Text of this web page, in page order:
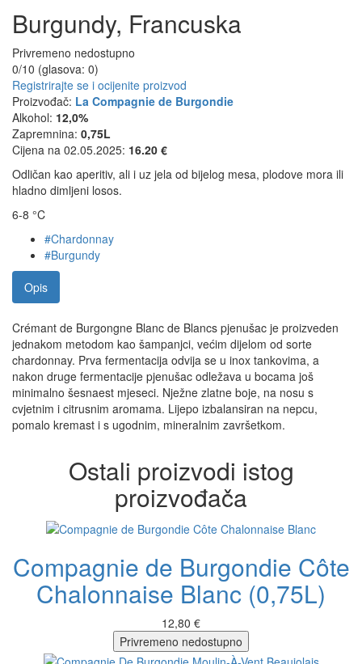
Burgundy, Francuska
Privremeno nedostupno
0/10 (glasova: 0)
Registrirajte se i ocijenite proizvod
Proizvođač: La Compagnie de Burgondie
Alkohol: 12,0%
Zapremnina: 0,75L
Cijena na 02.05.2025: 16.20 €
Odličan kao aperitiv, ali i uz jela od bijelog mesa, plodove mora ili
hladno dimljeni losos.
6-8 °C
#Chardonnay
#Burgundy
Opis
Crémant de Burgongne Blanc de Blancs pjenušac je proizveden
jednakom metodom kao šampanjci, većim dijelom od sorte
chardonnay. Prva fermentacija odvija se u inox tankovima, a
nakon druge fermentacije pjenušac odležava u bocama još
minimalno šesnaest mjeseci. Nježne zlatne boje, na nosu s
cvjetnim i citrusnim aromama. Lijepo izbalansiran na nepcu,
pomalo kremast i s ugodnim, mineralnim završetkom.
Ostali proizvodi istog
proizvođača
Compagnie de Burgondie Côte
Chalonnaise Blanc (0,75L)
12,80 €
Privremeno nedostupno